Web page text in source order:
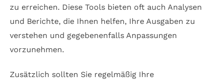
zu erreichen. Diese Tools bieten oft auch Analysen
und Berichte, die Ihnen helfen, Ihre Ausgaben zu
verstehen und gegebenenfalls Anpassungen
vorzunehmen.
Zusätzlich sollten Sie regelmäßig Ihre